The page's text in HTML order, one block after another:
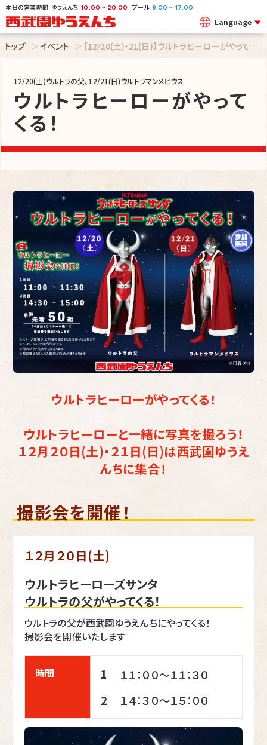
本日の営業時間 ゆうえんち 10:00 ~ 20:00 プール 9:00 ~ 17:00
Language
トップ イベント 【
12/20(土)・21(日)】ウルトラヒーローがやってくる！（ウルトラの父、ウルトラマンメビウス）
12/20(土)ウルトラの父、12/21(日)ウルトラマンメビウス
ウルトラヒーローがやって
くる！
ウルトラヒーローがやってくる！
ウルトラヒーローと一緒に写真を撮ろう！
１２月２０日(土)・２１日(日)は西武園ゆうえ
んちに集合！
撮影会を開催！
１２月２０日(土)
ウルトラヒーローズサンタ
ウルトラの父がやってくる！
ウルトラの父が西武園ゆうえんちにやってくる！
撮影会を開催いたします
時間 1
１１：００～１１：３０
2
１４：３０～１５：００